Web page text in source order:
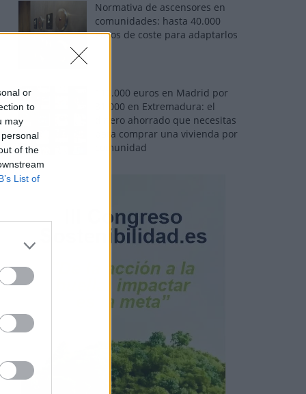
or
to
may
of the
List of
Normativa de ascensores en
comunidades: hasta 40.000
euros de coste para adaptarlos
110.000 euros en Madrid por
31.000 en Extremadura: el
dinero ahorrado que necesitas
para comprar una vivienda por
comunidad